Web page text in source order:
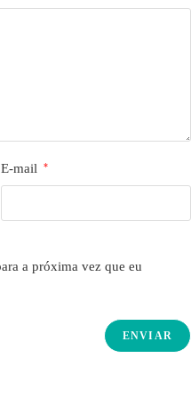
E-mail *
a próxima vez que eu